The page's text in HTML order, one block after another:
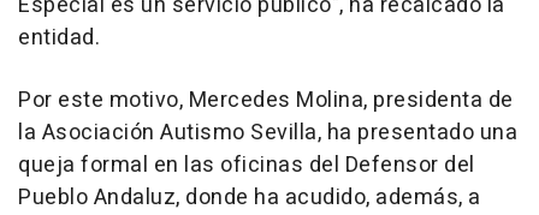
entidad.
Por este motivo, Mercedes Molina, presidenta de
la Asociación Autismo Sevilla, ha presentado una
queja formal en las oficinas del Defensor del
Pueblo Andaluz, donde ha acudido, además, a